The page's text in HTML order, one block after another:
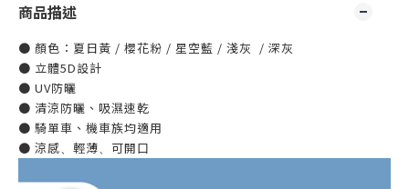
商品描述
● 顏色：夏日黃 / 櫻花粉 / 星空藍 / 淺灰 / 深灰
● 立體5D設計
● UV防曬
● 清涼防曬、吸濕速乾
● 騎單車、機車族均適用
● 涼感、 輕薄、 可開口